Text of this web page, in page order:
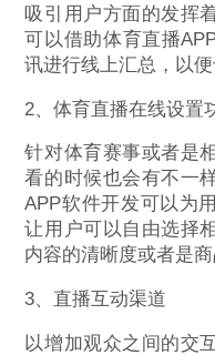
吸引用户方面的发挥
可以借助体育直播
讯进行线上汇总，以便
2、体育直播在线设置
针对体育赛事或者是
看的时候也会有不一
APP软件开发可以为
让用户可以自由选择
内容的清晰度或者是
3、直播互动渠道
以增加观众之间的交